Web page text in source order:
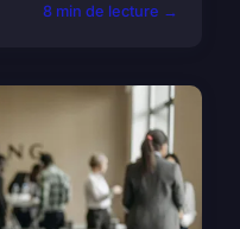
8 min de lecture →